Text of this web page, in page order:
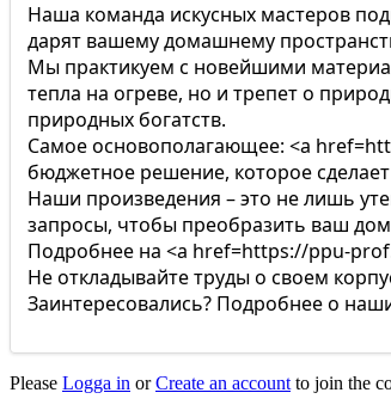
Наша команда искусных мастеров
дарят вашему домашнему
Мы практикуем с новейшими
тепла на огреве, но и трепет о
природных богатств.
Самое основополагающее: <a
бюджетное решение, которое
Наши произведения – это не лишь
запросы, чтобы преобразить ваш
Подробнее на <a href=https://ppu-
Не откладывайте труды о своем
Заинтересовались? Подробнее о
Please Logga in orCreate an account to join the